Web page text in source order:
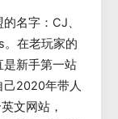
名字：CJ、
。在老玩家的
是新手第一站
2020年带人
文网站，